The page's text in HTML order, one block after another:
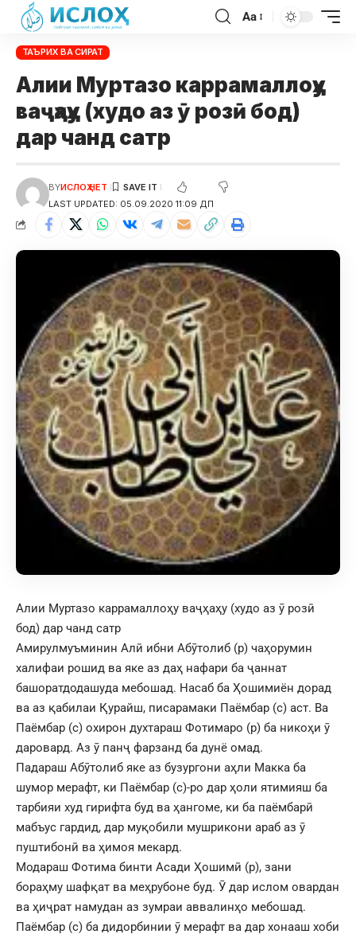
Aa
ТАЪРИХ ВА СИРАТ
Алии Муртазо каррамаллоҳу
ваҷҳаҳу (худо аз ӯ розӣ бод)
дар чанд сатр
LAST UPDATED: 05.09.2020 11:09 ДП
BYИСЛОҲ НЕТ
Алии Муртазо каррамаллоҳу ваҷҳаҳу (худо аз ӯ розӣ
бод) дар чанд сатр
Амирулмуъминин Алӣ ибни Абӯтолиб (р) чаҳорумин
халифаи рошид ва яке аз даҳ нафари ба ҷаннат
башоратдодашуда мебошад. Насаб ба Ҳошимиён дорад
ва аз қабилаи Қурайш, писарамаки Паёмбар (с) аст. Ва
Паёмбар (с) охирон духтараш Фотимаро (р) ба никоҳи ӯ
даровард. Аз ӯ панҷ фарзанд ба дунё омад.
Падараш Абӯтолиб яке аз бузургони аҳли Макка ба
шумор мерафт, ки Паёмбар (с)-ро дар ҳоли ятимияш ба
тарбияи худ гирифта буд ва ҳангоме, ки ба паёмбарӣ
мабъус гардид, дар муқобили мушрикони араб аз ӯ
пуштибонӣ ва ҳимоя мекард.
Модараш Фотима бинти Асади Ҳошимӣ (р), зани
бораҳму шафқат ва меҳрубоне буд. Ӯ дар ислом овардан
ва ҳиҷрат намудан аз зумраи аввалинҳо мебошад.
Паёмбар (с) ба дидорбинии ӯ мерафт ва дар хонааш хоби